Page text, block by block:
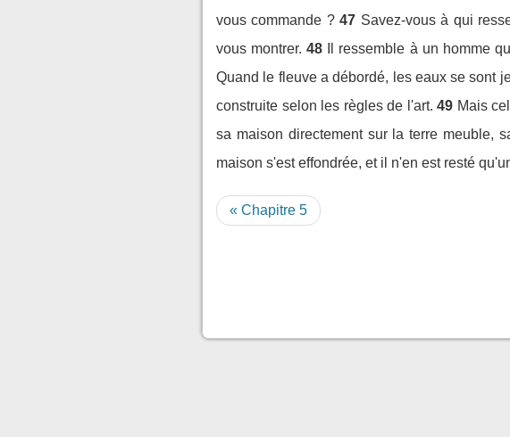
vous commande ? 47 Savez-vous à qui
vous montrer. 48
Il ressemble à un homme
Quand le fleuve a débordé, les eaux se sont
construite selon les règles de l'art. 49 Mais
sa maison directement sur la terre meuble,
maison s'est effondrée, et il n'en est resté
« Chapitre 5